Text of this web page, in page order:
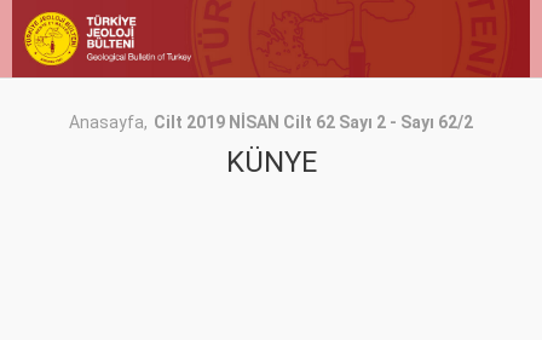
Anasayfa Cilt 2019 NİSAN Cilt 62 Sayı 2 - Sayı 62/2
KÜNYE